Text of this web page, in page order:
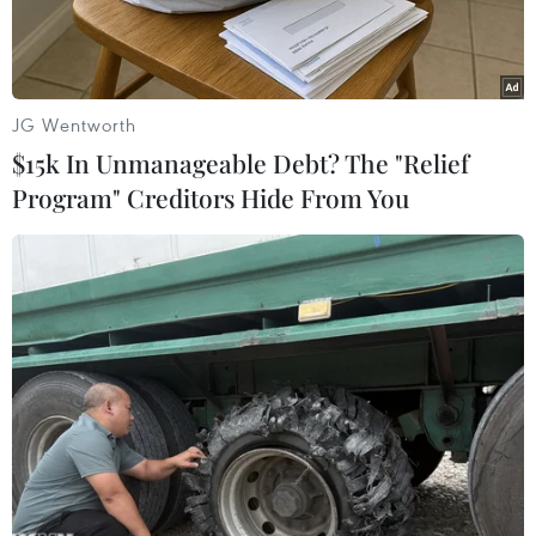
NASA khởi động sứ mệnh Europa Clipper về thám hiểm sâu
Mặt Trăng Europa của Sao Mộc. (Nguồn: NASA)
Cơ quan Hàng không và Vũ trụ Mỹ (NASA) ngày
19/8 thông báo chính thức khởi động sứ mệnh
Europa Clipper về thám hiểm sâu Mặt Trăng
Europa của Sao Mộc.
JG Wentworth
$15k In Unmanageable Debt? The "Relief
Program" Creditors Hide From You